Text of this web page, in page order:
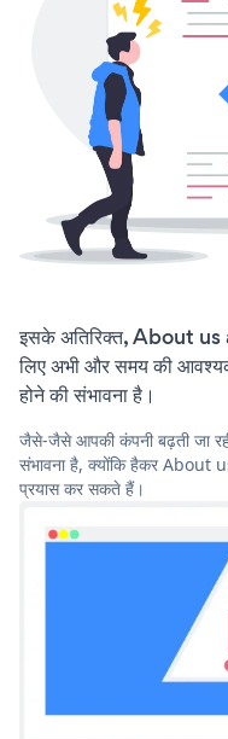
इसके अतिरिक्त, About
लिए अभी और समय की
होने की संभावना है।
जैसे-जैसे आपकी कंपनी बढ़ती जा
संभावना है, क्योंकि हैकर About
प्रयास कर सकते हैं।